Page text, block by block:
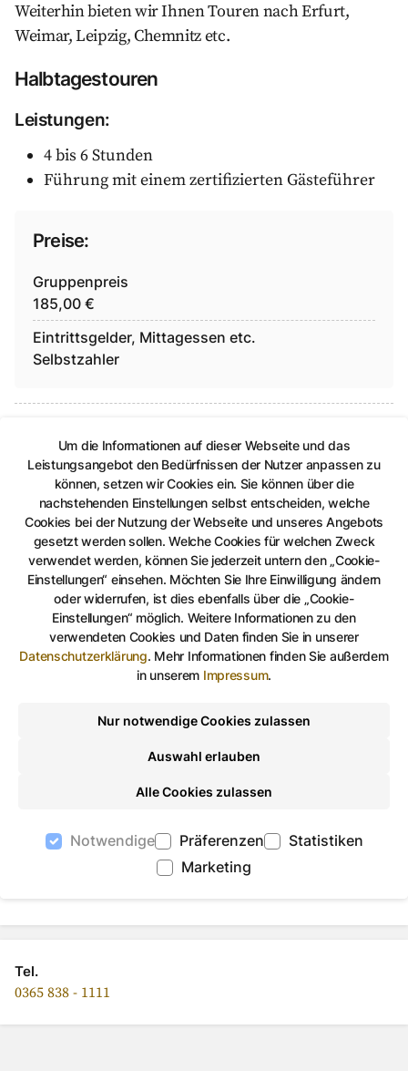
Um die Informationen auf dieser Webseite und das
Leistungsangebot den Bedürfnissen der Nutzer anpassen zu
können, setzen wir Cookies ein. Sie können über die
nachstehenden Einstellungen selbst entscheiden, welche
Cookies bei der Nutzung der Webseite und unseres Angebots
gesetzt werden sollen. Welche Cookies für welchen Zweck
verwendet werden, können Sie jederzeit untern den „Cookie-
Einstellungen“ einsehen. Möchten Sie Ihre Einwilligung ändern
oder widerrufen, ist dies ebenfalls über die „Cookie-
Einstellungen“ möglich. Weitere Informationen zu den
verwendeten Cookies und Daten finden Sie in unserer
Datenschutzerklärung. Mehr Informationen finden Sie außerdem
in unserem Impressum.
Nur notwendige Cookies zulassen
Auswahl erlauben
Alle Cookies zulassen
Notwendige Präferenzen
Statistiken
Marketing
Weiterhin bieten wir Ihnen Touren nach Erfurt,
Weimar, Leipzig, Chemnitz etc.
Halbtagestouren
Leistungen:
4 bis 6 Stunden
Führung mit einem zertifizierten Gästeführer
Preise:
Gruppenpreis
185,00 €
Eintrittsgelder, Mittagessen etc.
Selbstzahler
Tagestouren
Leistungen:
max. 9 Stunden
Führung mit einem zertifizierten Gästeführer
Preise:
Gruppenpreis
220,00 €
Selbstzahler
Hier gelangen Sie zum Anmeldeformular
Tel.
0365 838 - 1111